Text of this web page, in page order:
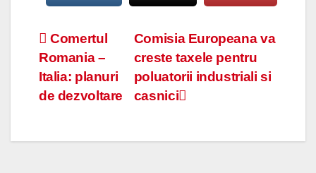
Navigare
în
articole
Comisia Europeana va
creste taxele pentru
poluatorii industriali si
casnici
Comertul
Romania –
Italia: planuri
de dezvoltare